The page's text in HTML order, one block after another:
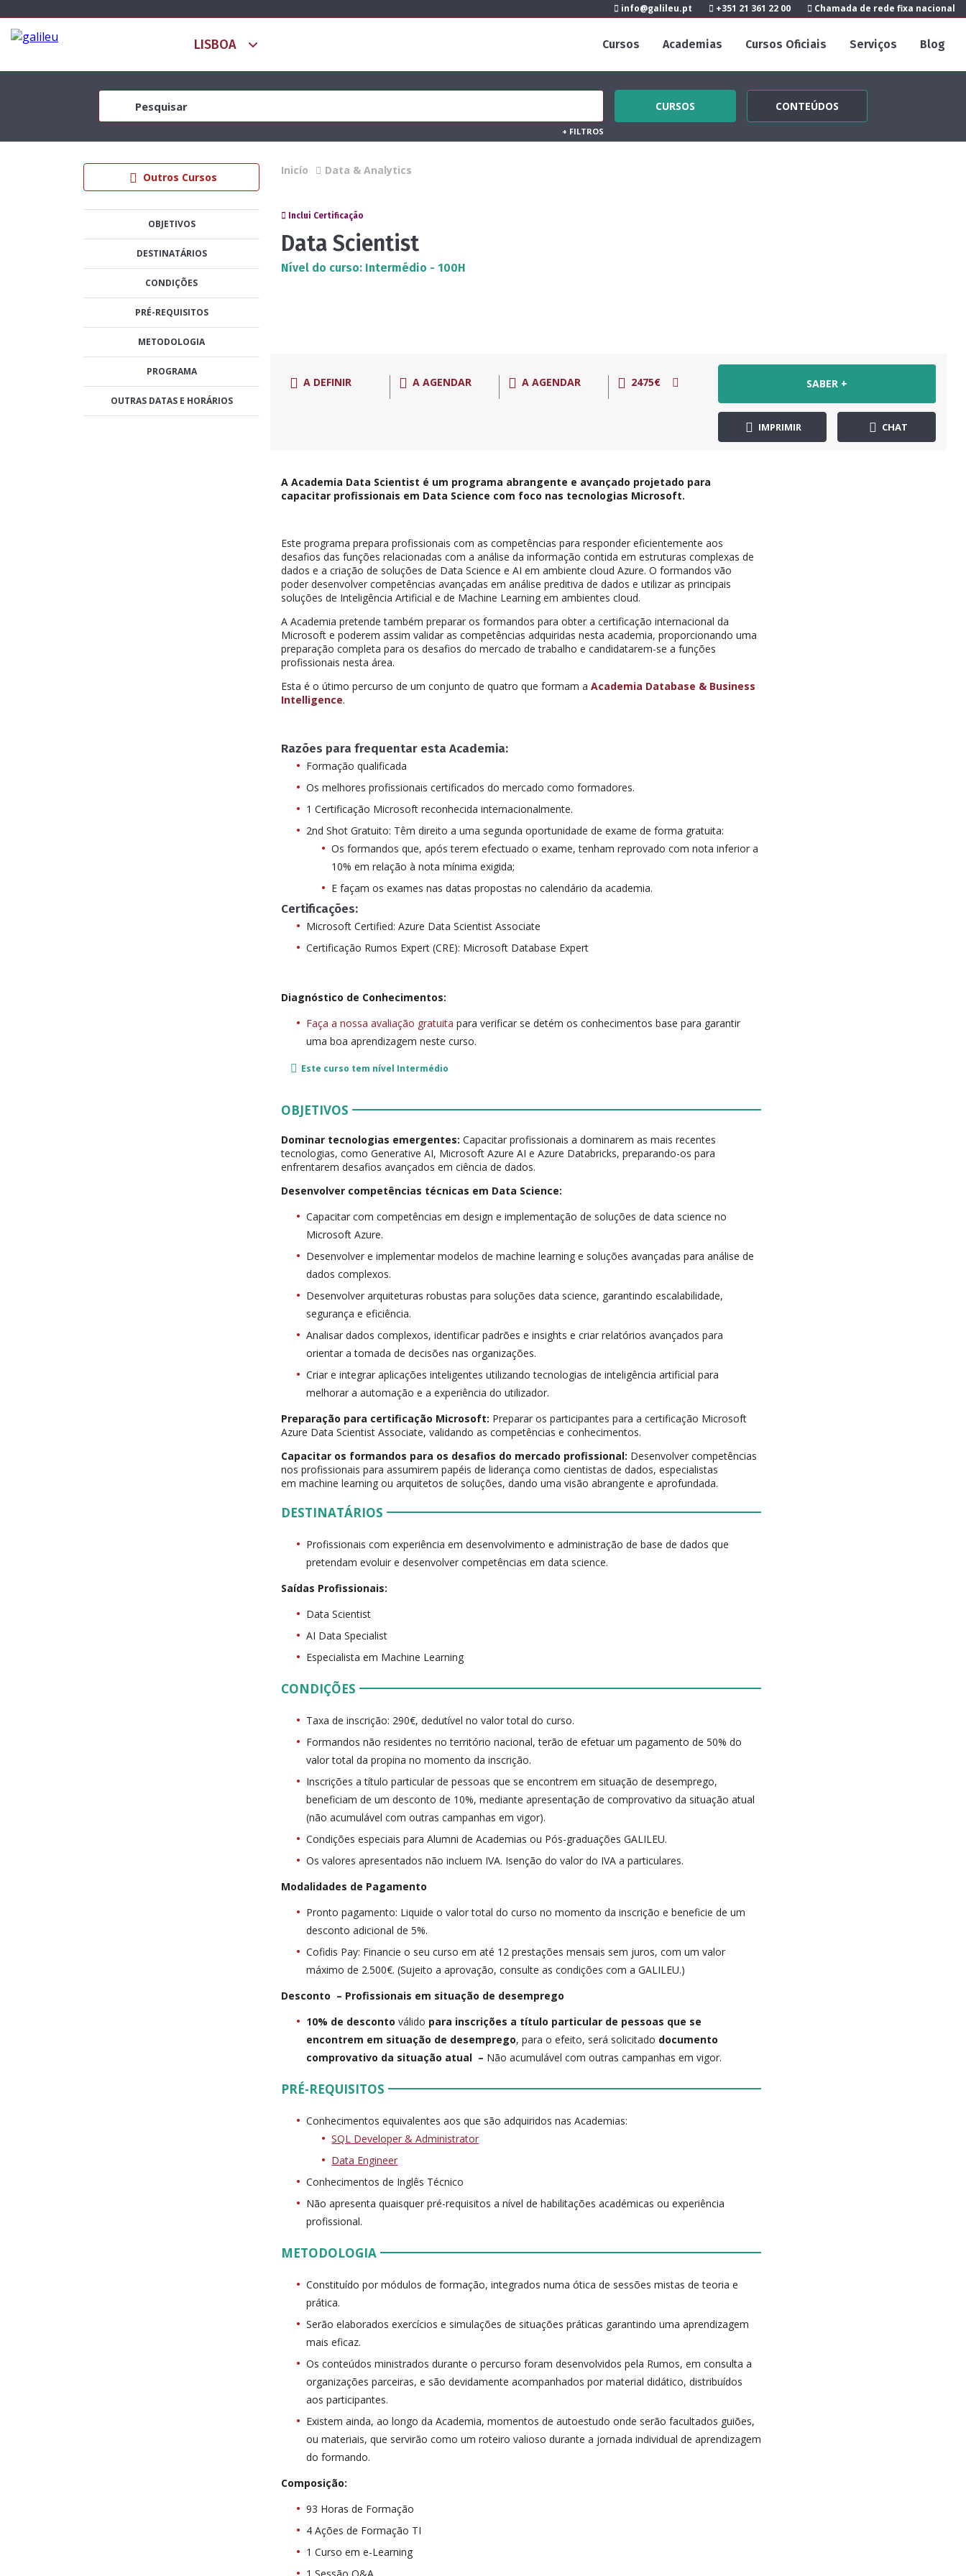
info@galileu.pt +351 21 361 22 00 Chamada de rede fixa nacional
Cursos Academias Cursos Oficiais Serviços Blog
CURSOS CONTEÚDOS
+ FILTROS
Outros Cursos
OBJETIVOS
DESTINATÁRIOS
CONDIÇÕES
PRÉ-REQUISITOS
METODOLOGIA
PROGRAMA
OUTRAS DATAS E HORÁRIOS
Inicío Data & Analytics
Inclui Certificação
Data Scientist
Nível do curso: Intermédio - 100H
A DEFINIR A AGENDAR A AGENDAR 2475€ SABER +
IMPRIMIR CHAT
A Academia Data Scientist é um programa abrangente e avançado projetado para
capacitar profissionais em Data Science com foco nas tecnologias Microsoft.
Este programa prepara profissionais com as competências para responder eficientemente aos
desafios das funções relacionadas com a análise da informação contida em estruturas complexas de
dados e a criação de soluções de Data Science e AI em ambiente cloud Azure. O formandos vão
poder desenvolver competências avançadas em análise preditiva de dados e utilizar as principais
soluções de Inteligência Artificial e de Machine Learning em ambientes cloud.
A Academia pretende também preparar os formandos para obter a certificação internacional da
Microsoft e poderem assim validar as competências adquiridas nesta academia, proporcionando uma
preparação completa para os desafios do mercado de trabalho e candidatarem-se a funções
profissionais nesta área.
Esta é o útimo percurso de um conjunto de quatro que formam aAcademia Database & Business
Intelligence.
Razões para frequentar esta Academia:
Formação qualificada
Os melhores profissionais certificados do mercado como formadores.
1 Certificação Microsoft reconhecida internacionalmente.
2nd Shot Gratuito: Têm direito a uma segunda oportunidade de exame de forma gratuita:
Os formandos que, após terem efectuado o exame, tenham reprovado com nota inferior a
10% em relação à nota mínima exigida;
E façam os exames nas datas propostas no calendário da academia.
Certificações:
Microsoft Certified: Azure Data Scientist Associate
Certificação Rumos Expert (CRE): Microsoft Database Expert
Diagnóstico de Conhecimentos:
Faça a nossa avaliação gratuita para verificar se detém os conhecimentos base para garantir
uma boa aprendizagem neste curso.
Este curso tem nível Intermédio
OBJETIVOS
Dominar tecnologias emergentes:Capacitar profissionais a dominarem as mais recentes
tecnologias, como Generative AI, Microsoft Azure AI e Azure Databricks, preparando-os para
enfrentarem desafios avançados em ciência de dados.
Desenvolver competências técnicas em Data Science:
Capacitar com competências em design e implementação de soluções de data science no
Microsoft Azure.
Desenvolver e implementar modelos de machine learning e soluções avançadas para análise de
dados complexos.
Desenvolver arquiteturas robustas para soluções data science, garantindo escalabilidade,
segurança e eficiência.
Analisar dados complexos, identificar padrões e insights e criar relatórios avançados para
orientar a tomada de decisões nas organizações.
Criar e integrar aplicações inteligentes utilizando tecnologias de inteligência artificial para
melhorar a automação e a experiência do utilizador.
Preparação para certificação Microsoft: Preparar os participantes para a certificação Microsoft
Azure Data Scientist Associate, validando as competências e conhecimentos.
Capacitar os formandos para os desafios do mercado profissional: Desenvolver competências
nos profissionais para assumirem papéis de liderança como cientistas de dados, especialistas
em machine learning ou arquitetos de soluções, dando uma visão abrangente e aprofundada.
DESTINATÁRIOS
Profissionais com experiência em desenvolvimento e administração de base de dados que
pretendam evoluir e desenvolver competências em data science.
Saídas Profissionais:
Data Scientist
AI Data Specialist
Especialista em Machine Learning
CONDIÇÕES
Taxa de inscrição: 290€, dedutível no valor total do curso.
Formandos não residentes no território nacional, terão de efetuar um pagamento de 50% do
valor total da propina no momento da inscrição.
Inscrições a título particular de pessoas que se encontrem em situação de desemprego,
beneficiam de um desconto de 10%, mediante apresentação de comprovativo da situação atual
(não acumulável com outras campanhas em vigor).
Condições especiais para Alumni de Academias ou Pós-graduações GALILEU.
Os valores apresentados não incluem IVA. Isenção do valor do IVA a particulares.
Modalidades de Pagamento
Pronto pagamento: Liquide o valor total do curso no momento da inscrição e beneficie de um
desconto adicional de 5%.
Cofidis Pay: Financie o seu curso em até 12 prestações mensais sem juros, com um valor
máximo de 2.500€. (Sujeito a aprovação, consulte as condições com a GALILEU.)
Desconto – Profissionais em situação de desemprego
10% de desconto válido para inscrições a título particular de pessoas que se
encontrem em situação de desemprego, para o efeito, será solicitado documento
comprovativo da situação atual – Não acumulável com outras campanhas em vigor.
PRÉ-REQUISITOS
Conhecimentos equivalentes aos que são adquiridos nas Academias:
SQL Developer & Administrator
Data Engineer
Conhecimentos de Inglês Técnico
Não apresenta quaisquer pré-requisitos a nível de habilitações académicas ou experiência
profissional.
METODOLOGIA
Constituído por módulos de formação, integrados numa ótica de sessões mistas de teoria e
prática.
Serão elaborados exercícios e simulações de situações práticas garantindo uma aprendizagem
mais eficaz.
Os conteúdos ministrados durante o percurso foram desenvolvidos pela Rumos, em consulta a
organizações parceiras, e são devidamente acompanhados por material didático, distribuídos
aos participantes.
Existem ainda, ao longo da Academia, momentos de autoestudo onde serão facultados guiões,
ou materiais, que servirão como um roteiro valioso durante a jornada individual de aprendizagem
do formando.
Composição:
93 Horas de Formação
4 Ações de Formação TI
1 Curso em e-Learning
1 Sessão Q&A